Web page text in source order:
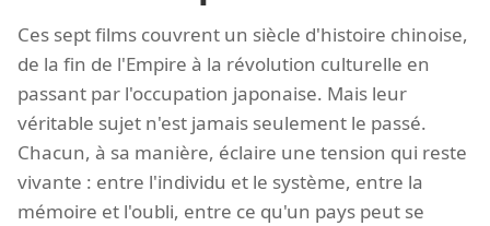
Ces sept films couvrent un siècle d'histoire chinoise,
de la fin de l'Empire à la révolution culturelle en
passant par l'occupation japonaise. Mais leur
véritable sujet n'est jamais seulement le passé.
Chacun, à sa manière, éclaire une tension qui reste
vivante : entre l'individu et le système, entre la
mémoire et l'oubli, entre ce qu'un pays peut se